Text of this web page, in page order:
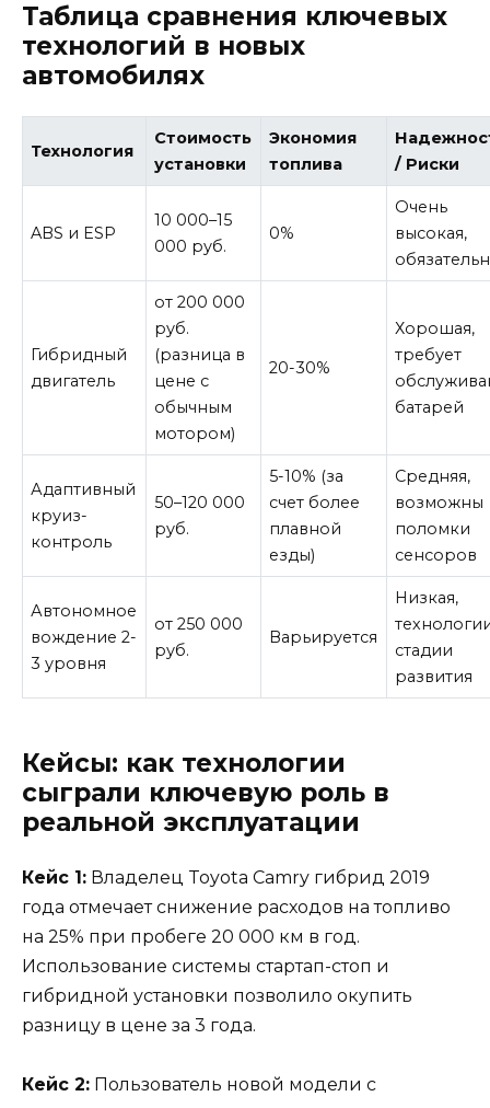
Таблица сравнения ключевых
технологий в новых
автомобилях
Технология
Стоимость
установки
Экономия
топлива
/ Риски
ABS и ESP
10 000–15
000 руб.
0%
Очень
высокая,
Гибридный
двигатель
от 200 000
руб.
(разница в
цене с
обычным
мотором)
20-30%
Хорошая,
требует
батарей
Адаптивный
круиз-
контроль
50–120 000
руб.
5-10% (за
счет более
плавной
езды)
Средняя,
возможны
поломки
сенсоров
Автономное
вождение 2-
3 уровня
от 250 000
руб.
Варьируется
Низкая,
стадии
развития
Кейсы: как технологии
сыграли ключевую роль в
реальной эксплуатации
Кейс 1: Владелец Toyota Camry гибрид 2019
года отмечает снижение расходов на топливо
на 25% при пробеге 20 000 км в год.
Использование системы стартап-стоп и
гибридной установки позволило окупить
разницу в цене за 3 года.
Кейс 2: Пользователь новой модели с